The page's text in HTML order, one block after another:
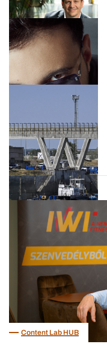
Családi
vállalkozások
TÁMOGATÓI
Forbes-sztori
Content Lab HUB